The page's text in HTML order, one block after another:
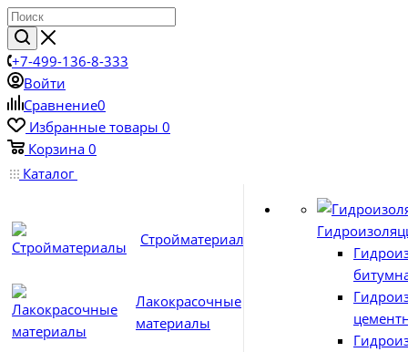
+7-499-136-8-333
Войти
Сравнение0
Избранные товары 0
Корзина 0
Каталог
Стройматериалы
Лакокрасочные
материалы